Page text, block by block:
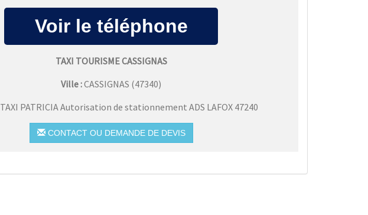
TAXI TOURISME CASSIGNAS
Ville :CASSIGNAS (47340)
TAXI PATRICIA Autorisation de stationnement ADS LAFOX 47240
CONTACT OU DEMANDE DE DEVIS